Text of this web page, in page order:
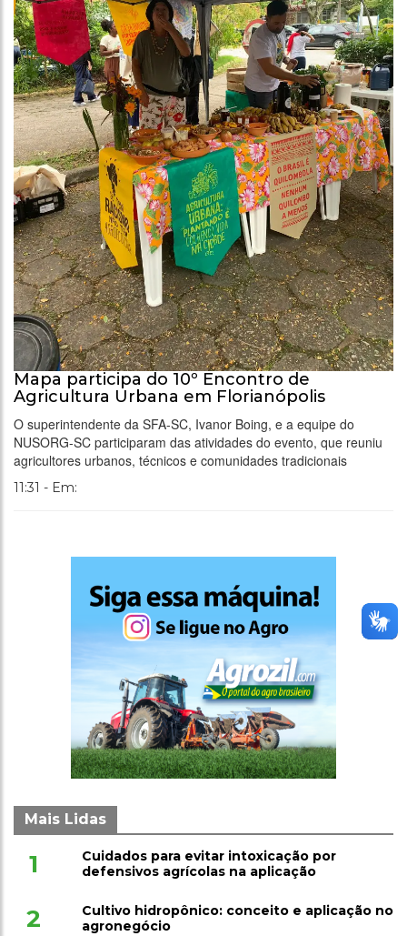
Mapa participa do 10º Encontro de
Agricultura Urbana em Florianópolis
O superintendente da SFA-SC, Ivanor Boing, e a equipe do
NUSORG-SC participaram das atividades do evento, que reuniu
agricultores urbanos, técnicos e comunidades tradicionais
11:31 - Em:
Mais Lidas
1
Cuidados para evitar intoxicação por
defensivos agrícolas na aplicação
2
Cultivo hidropônico: conceito e aplicação no
agronegócio